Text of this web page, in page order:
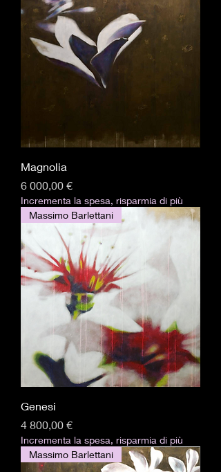
Magnolia
Pris
6 000,00 €
Incrementa la spesa, risparmia di più
Massimo Barlettani
Genesi
Pris
4 800,00 €
Incrementa la spesa, risparmia di più
Massimo Barlettani